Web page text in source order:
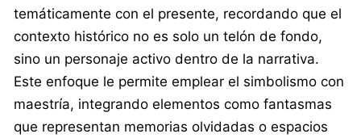
temáticamente con el presente, recordando que el
contexto histórico no es solo un telón de fondo,
sino un personaje activo dentro de la narrativa.
Este enfoque le permite emplear el simbolismo con
maestría, integrando elementos como fantasmas
que representan memorias olvidadas o espacios